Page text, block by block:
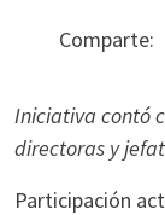
Comparte:
Iniciativa contó
directoras y
Participación